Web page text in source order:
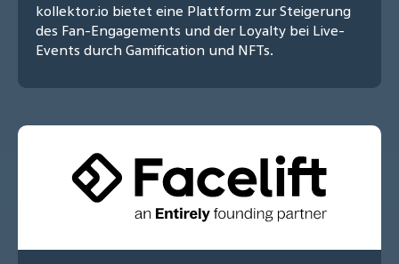
kollektor.io bietet eine Plattform zur Steigerung
des Fan-Engagements und der Loyalty bei Live-
Events durch Gamification und NFTs.